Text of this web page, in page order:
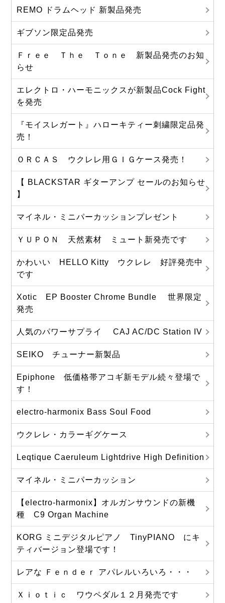
REMO ドラムヘッド 新製品発売
ギブソン限定品発売
Ｆｒｅｅ Ｔｈｅ Ｔｏｎｅ 新製品発売のお知
らせ
エレクトロ・ハーモニックスが新製品Cock Fight
を発売
『モイスレガート』ハローキティー刺繍限定品発
売！
ＯＲＣＡＳ ウクレレ用ＧＩＧケース発売！
【 BLACKSTAR ギターアンプ セールのお知らせ
】
マイネル・ミニパーカッションプレゼント
ＹＵＰＯＮ 天然素材 ミュート新発売です
かわいい HELLO Kitty ウクレレ 好評発売中
です
Xotic EP Booster Chrome Bundle 世界限定
発売
人気のパワーサプライ CAJ AC/DC Station IV
SEIKO チューナー新製品
Epiphone 低価格帯アコギ新モデル続々登場で
す！
electro-harmonix Bass Soul Food
ウクレレ・カラーギグケース
Leqtique Caeruleum Lightdrive High Definition
マイネル・ミニパーカッション
【electro-harmonix】オルガンサウンドの新機
種 C9 Organ Machine
KORG ミニデジタルピアノ TinyPIANO にキ
ティバージョン登場です！
レアな Ｆｅｎｄｅｒ アパレルいろいろ・・・
Ｘｉｏｔｉｃ ワウペダル１２月発売です